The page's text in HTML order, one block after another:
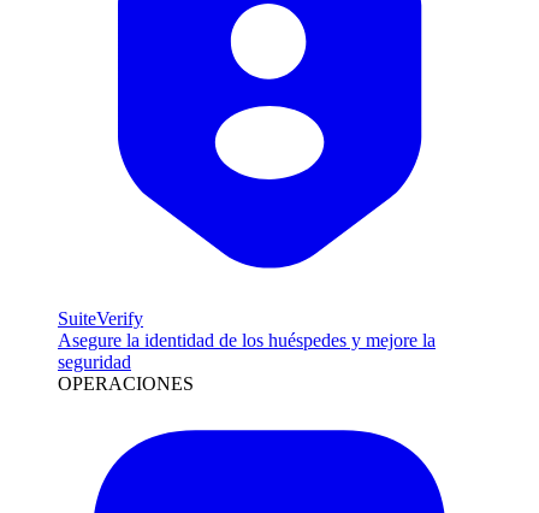
SuiteVerify
Asegure la identidad de los huéspedes y mejore la
seguridad
OPERACIONES